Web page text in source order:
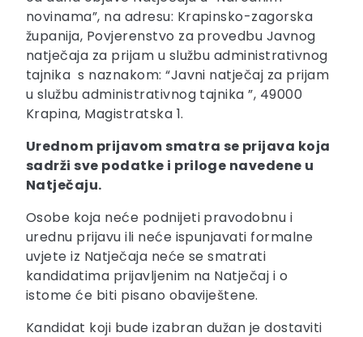
novinama”, na adresu: Krapinsko-zagorska
županija, Povjerenstvo za provedbu Javnog
natječaja za prijam u službu administrativnog
tajnika s naznakom: “Javni natječaj za prijam
u službu administrativnog tajnika ”, 49000
Krapina, Magistratska 1.
Urednom prijavom smatra se prijava koja
sadrži sve podatke i priloge navedene u
Natječaju.
Osobe koja neće podnijeti pravodobnu i
urednu prijavu ili neće ispunjavati formalne
uvjete iz Natječaja neće se smatrati
kandidatima prijavljenim na Natječaj i o
istome će biti pisano obaviještene.
Kandidat koji bude izabran dužan je dostaviti